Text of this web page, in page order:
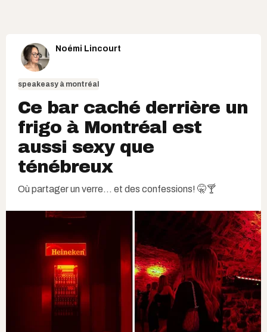
Noémi Lincourt
speakeasy à montréal
Ce bar caché derrière un
frigo à Montréal est
aussi sexy que
ténébreux
Où partager un verre... et des confessions! 🤫🍸